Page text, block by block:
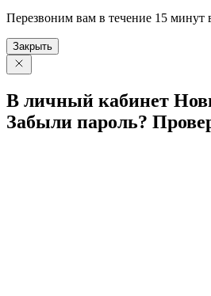
Перезвоним вам в течение 15 минут
Закрыть
В личный кабинет
Забыли пароль?